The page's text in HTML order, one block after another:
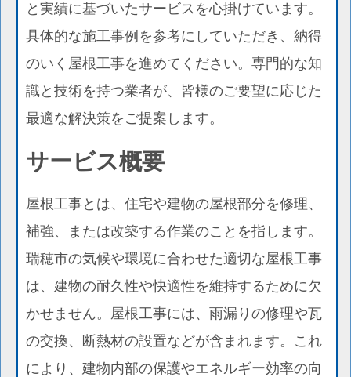
と実績に基づいたサービスを心掛けています。
具体的な施工事例を参考にしていただき、納得
のいく屋根工事を進めてください。専門的な知
識と技術を持つ業者が、皆様のご要望に応じた
最適な解決策をご提案します。
サービス概要
屋根工事とは、住宅や建物の屋根部分を修理、
補強、または改築する作業のことを指します。
瑞穂市の気候や環境に合わせた適切な屋根工事
は、建物の耐久性や快適性を維持するために欠
かせません。屋根工事には、雨漏りの修理や瓦
の交換、断熱材の設置などが含まれます。これ
により、建物内部の保護やエネルギー効率の向